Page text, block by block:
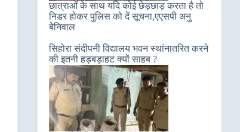
छात्राओं के साथ यदि कोई छेड़छाड़ करता है तो
निडर होकर पुलिस को दें सूचना,एएसपी अनु
बेनिवाल
सिहोरा संदीपनी विद्यालय भवन स्थांनातरित करने
की इतनी हड़बड़ाहट क्यों साहब ?